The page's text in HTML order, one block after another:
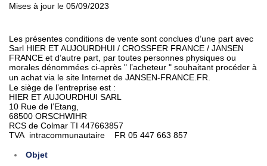
Mises à jour le 05/09/2023
Les présentes conditions de vente sont conclues d’une part avec
Sarl HIER ET AUJOURDHUI / CROSSFER FRANCE / JANSEN
FRANCE et d’autre part, par toutes personnes physiques ou
morales dénommées ci-après " l’acheteur " souhaitant procéder à
un achat via le site Internet de JANSEN-FRANCE.FR.
Le siège de l’entreprise est :
HIER ET AUJOURDHUI SARL
10 Rue de l’Etang,
68500 ORSCHWIHR
RCS de Colmar TI 447663857
TVA intracommunautaire FR 05 447 663 857
Objet